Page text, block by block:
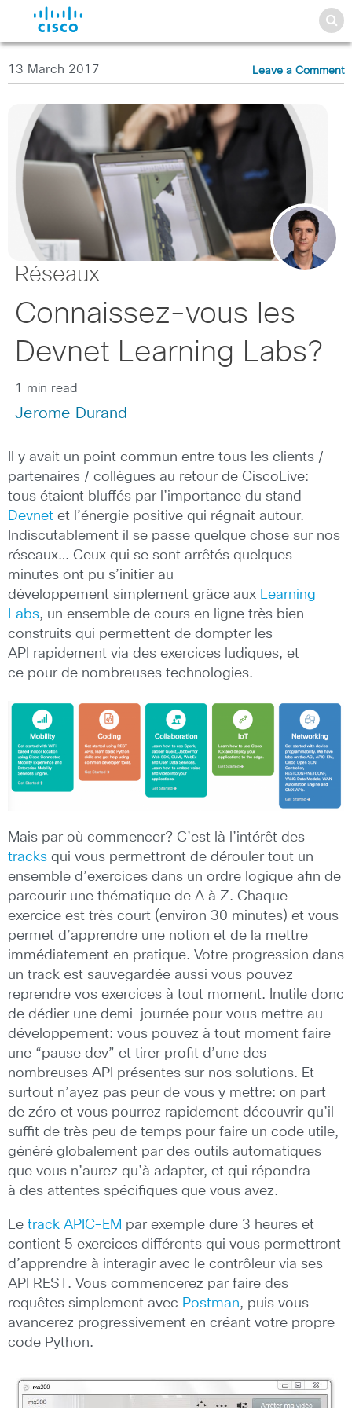
13 March 2017 Leave a Comment
Réseaux
Connaissez-vous les
Devnet Learning Labs?
1 min read
Jerome Durand
Il y avait un point commun entre tous les clients /
partenaires / collègues au retour de CiscoLive:
tous étaient bluffés par l’importance du stand
Devnet et l’énergie positive qui régnait autour.
Indiscutablement il se passe quelque chose sur nos
réseaux… Ceux qui se sont arrêtés quelques
minutes ont pu s’initier au
développement simplement grâce aux Learning
Labs, un ensemble de cours en ligne très bien
construits qui permettent de dompter les
API rapidement via des exercices ludiques, et
ce pour de nombreuses technologies.
Mais par où commencer? C’est là l’intérêt des
tracks qui vous permettront de dérouler tout un
ensemble d’exercices dans un ordre logique afin de
parcourir une thématique de A à Z. Chaque
exercice est très court (environ 30 minutes) et vous
permet d’apprendre une notion et de la mettre
immédiatement en pratique. Votre progression dans
un track est sauvegardée aussi vous pouvez
reprendre vos exercices à tout moment. Inutile donc
de dédier une demi-journée pour vous mettre au
développement: vous pouvez à tout moment faire
une “pause dev” et tirer profit d’une des
nombreuses API présentes sur nos solutions. Et
surtout n’ayez pas peur de vous y mettre: on part
de zéro et vous pourrez rapidement découvrir qu’il
suffit de très peu de temps pour faire un code utile,
généré globalement par des outils automatiques
que vous n’aurez qu’à adapter, et qui répondra
à des attentes spécifiques que vous avez.
Le track APIC-EM par exemple dure 3 heures et
contient 5 exercices différents qui vous permettront
d’apprendre à interagir avec le contrôleur via ses
API REST. Vous commencerez par faire des
requêtes simplement avec Postman, puis vous
avancerez progressivement en créant votre propre
code Python.